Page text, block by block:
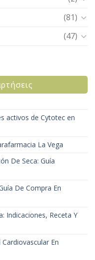
(81)
(47)
activos de Cytotec en
La Vega
De Seca: Guía
De Compra En
Indicaciones, Receta Y
En